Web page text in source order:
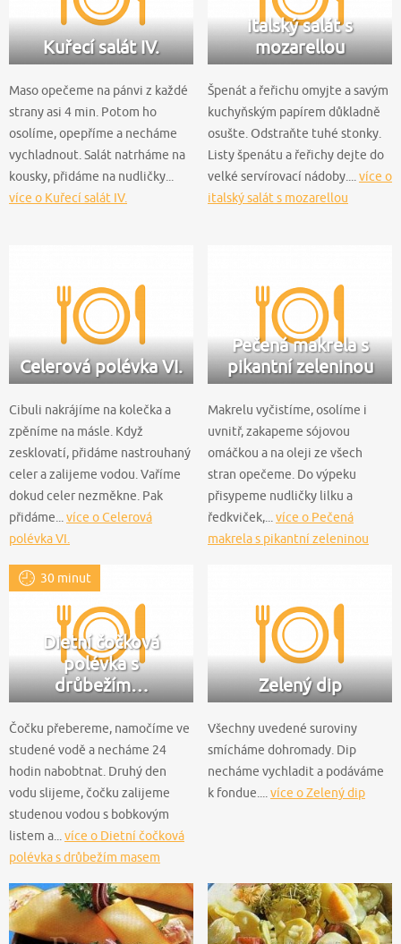
Kuřecí salát IV.
Maso opečeme na pánvi z každé
strany asi 4 min. Potom ho
osolíme, opepříme a necháme
vychladnout. Salát natrháme na
kousky, přidáme na nudličky...
více o Kuřecí salát IV.
italský salát s
mozarellou
Špenát a řeřichu omyjte a savým
kuchyňským papírem důkladně
osušte. Odstraňte tuhé stonky.
Listy špenátu a řeřichy dejte do
velké servírovací nádoby....více o
italský salát s mozarellou
Celerová polévka VI.
Cibuli nakrájíme na kolečka a
zpěníme na másle. Když
zesklovatí, přidáme nastrouhaný
celer a zalijeme vodou. Vaříme
dokud celer nezměkne. Pak
přidáme... více o Celerová
polévka VI.
Pečená makrela s
pikantní zeleninou
Makrelu vyčistíme, osolíme i
uvnitř, zakapeme sójovou
omáčkou a na oleji ze všech
stran opečeme. Do výpeku
přisypeme nudličky lilku a
ředkviček,... více o Pečená
makrela s pikantní zeleninou
30 minut
Dietní čočková
polévka s
drůbežím…
Čočku přebereme, namočíme ve
studené vodě a necháme 24
hodin nabobtnat. Druhý den
vodu slijeme, čočku zalijeme
studenou vodou s bobkovým
listem a... více o Dietní čočková
polévka s drůbežím masem
Zelený dip
Všechny uvedené suroviny
smícháme dohromady. Dip
necháme vychladit a podáváme
k fondue.... více o Zelený dip